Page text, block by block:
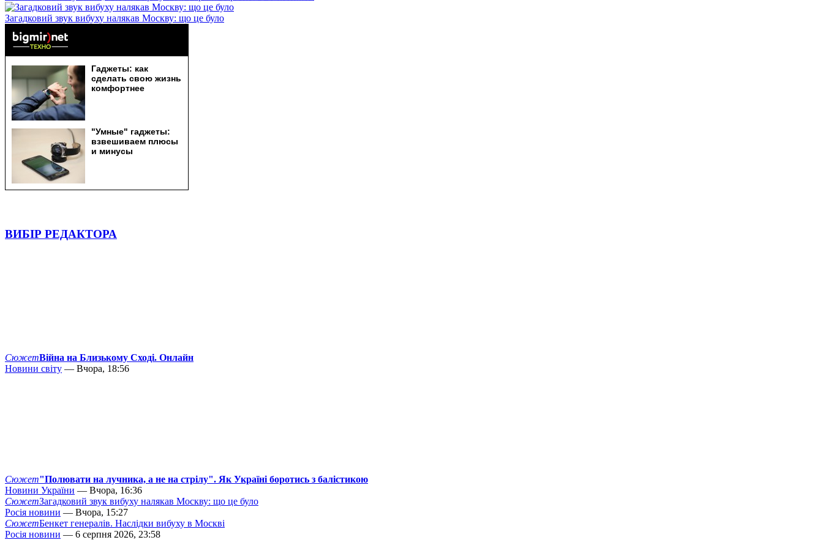
Загадковий звук вибуху налякав Москву: що це було
ВИБІР РЕДАКТОРА
СюжетВійна на Близькому Сході. Онлайн
Новини світу — Вчора, 18:56
Сюжет"Полювати на лучника, а не на стрілу". Як Україні боротись з балістикою
Новини України — Вчора, 16:36
СюжетЗагадковий звук вибуху налякав Москву: що це було
Росія новини — Вчора, 15:27
СюжетБенкет генералів. Наслідки вибуху в Москві
Росія новини — 6 серпня 2026, 23:58